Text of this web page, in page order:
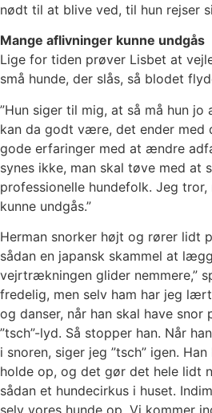
nødt til at blive ved, til hun rejser
Mange aflivninger kunne undgås
Lige for tiden prøver Lisbet at
små hunde, der slås, så blodet
”Hun siger til mig, at så må hun jo
kan da godt være, det ender med
gode erfaringer med at ændre
synes ikke, man skal tøve med at
professionelle hundefolk. Jeg
kunne undgås.”
Herman snorker højt og rører lidt
sådan en japansk skammel at
vejrtrækningen glider nemmere,”
fredelig, men selv ham har jeg
og danser, når han skal have snor
”tsch”-lyd. Så stopper han. Når
i snoren, siger jeg ”tsch” igen.
holde op, og det gør det hele lidt
sådan et hundecirkus i huset.